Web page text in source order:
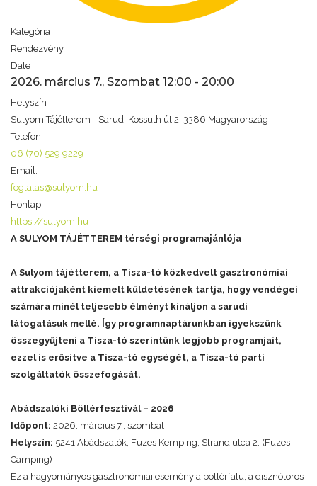
Kategória
Rendezvény
Date
2026. március 7., Szombat 12:00 - 20:00
Helyszín
Sulyom Tájétterem - Sarud, Kossuth út 2, 3386 Magyarország
Telefon:
06 (70) 529 9229
Email:
foglalas@sulyom.hu
Honlap
https://sulyom.hu
A SULYOM TÁJÉTTEREM térségi programajánlója
A Sulyom tájétterem, a Tisza-tó közkedvelt gasztronómiai
attrakciójaként kiemelt küldetésének tartja, hogy vendégei
számára minél teljesebb élményt kínáljon a sarudi
látogatásuk mellé. Így programnaptárunkban igyekszünk
összegyűjteni a Tisza-tó szerintünk legjobb programjait,
ezzel is erősítve a Tisza-tó egységét, a Tisza-tó parti
szolgáltatók összefogását.
Abádszalóki Böllérfesztivál – 2026
Időpont: 2026. március 7., szombat
Helyszín: 5241 Abádszalók, Füzes Kemping, Strand utca 2. (Füzes
Camping)
Ez a hagyományos gasztronómiai esemény a böllérfalu, a disznótoros